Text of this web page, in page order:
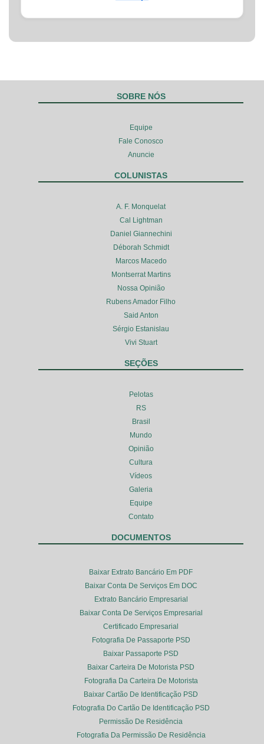
SOBRE NÓS
Equipe
Fale Conosco
Anuncie
COLUNISTAS
A. F. Monquelat
Cal Lightman
Daniel Giannechini
Déborah Schmidt
Marcos Macedo
Montserrat Martins
Nossa Opinião
Rubens Amador Filho
Said Anton
Sérgio Estanislau
Vivi Stuart
SEÇÕES
Pelotas
RS
Brasil
Mundo
Opinião
Cultura
Vídeos
Galeria
Equipe
Contato
DOCUMENTOS
Baixar Extrato Bancário Em PDF
Baixar Conta De Serviços Em DOC
Extrato Bancário Empresarial
Baixar Conta De Serviços Empresarial
Certificado Empresarial
Fotografia De Passaporte PSD
Baixar Passaporte PSD
Baixar Carteira De Motorista PSD
Fotografia Da Carteira De Motorista
Baixar Cartão De Identificação PSD
Fotografia Do Cartão De Identificação PSD
Permissão De Residência
Fotografia Da Permissão De Residência